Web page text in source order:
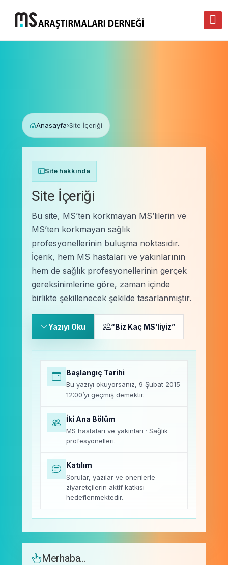
Anasayfa›Site İçeriği
Site hakkında
Site İçeriği
Bu site, MS’ten korkmayan MS’lilerin ve
MS’ten korkmayan sağlık
profesyonellerinin buluşma noktasıdır.
İçerik, hem MS hastaları ve yakınlarının
hem de sağlık profesyonellerinin gerçek
gereksinimlerine göre, zaman içinde
birlikte şekillenecek şekilde tasarlanmıştır.
Yazıyı Oku “Biz Kaç MS’liyiz”
Başlangıç Tarihi
Bu yazıyı okuyorsanız, 9 Şubat 2015
12:00’yi geçmiş demektir.
İki Ana Bölüm
MS hastaları ve yakınları · Sağlık
profesyonelleri.
Katılım
Sorular, yazılar ve önerilerle
ziyaretçilerin aktif katkısı
hedeflenmektedir.
Merhaba…